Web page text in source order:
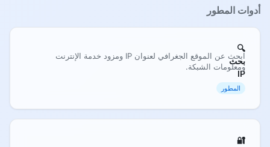
أدوات المطور
🔍
بحث
IP
ابحث عن الموقع الجغرافي لعنوان IP ومزود خدمة الإنترنت
ومعلومات الشبكة.
المطور
🔐